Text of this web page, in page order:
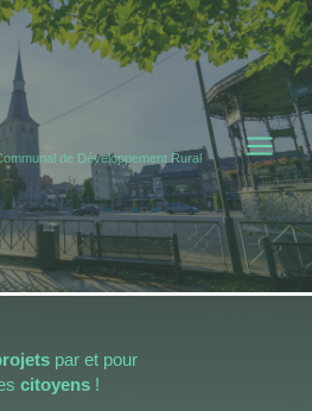
de Développement Rural
par et pour
citoyens !